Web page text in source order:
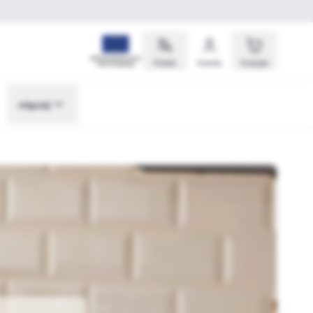
Polski Konto Koszyk
więcej